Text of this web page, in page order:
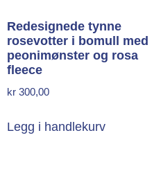
Redesignede tynne
rosevotter i bomull med
peonimønster og rosa
fleece
kr 300,00
Legg i handlekurv